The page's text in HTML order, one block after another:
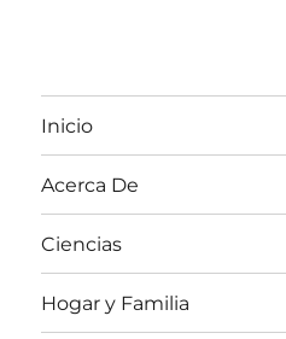
Inicio
Acerca De
Ciencias
Hogar y Familia